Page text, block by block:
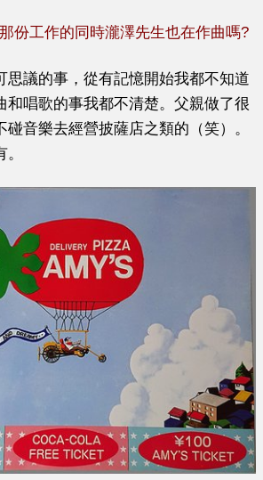
份工作的同時瀧澤先生也在作曲嗎?
思議的事，從有記憶開始我都不知道
和唱歌的事我都不清楚。父親做了很
碰音樂去經營披薩店之類的（笑）。